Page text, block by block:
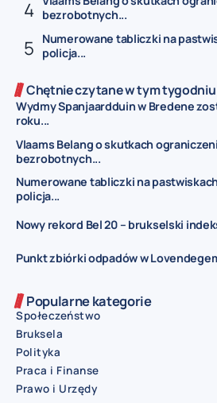
bezrobotnych...
Numerowane tabliczki na
policja...
Chętnie czytane w tym tygodniu
Wydmy Spanjaardduin w Bredene
roku...
Vlaams Belang o skutkach
bezrobotnych...
Numerowane tabliczki na
policja...
Nowy rekord Bel 20 – brukselski
Punkt zbiórki odpadów w
Popularne kategorie
Społeczeństwo
Bruksela
Polityka
Praca i Finanse
Prawo i Urzędy